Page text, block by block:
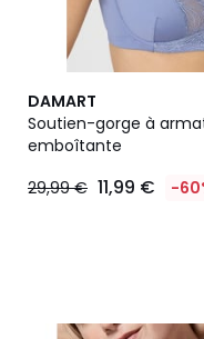
DAMART
Soutien-gorge à
emboîtante
29,99 € 11,99 € -
2
Couleurs